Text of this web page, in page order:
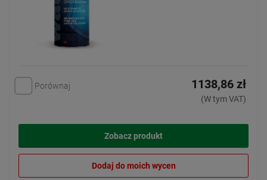
Porównaj 1138,86 zł
(W tym VAT)
Zobacz produkt
Dodaj do moich wycen